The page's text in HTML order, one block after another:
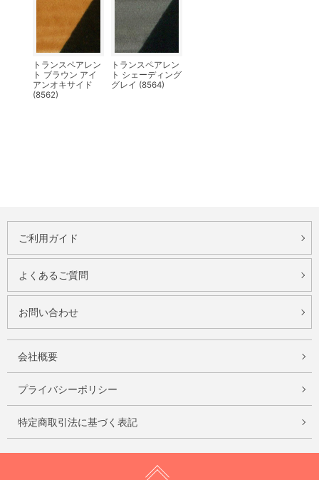
トランスペアレン
ト ブラウン アイ
アンオキサイド
(8562)
トランスペアレン
ト シェーディング
グレイ (8564)
ご利用ガイド
よくあるご質問
お問い合わせ
会社概要
プライバシーポリシー
特定商取引法に基づく表記